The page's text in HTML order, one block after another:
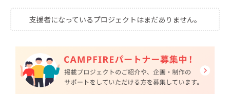
支援者になっているプロジェクトはまだありません。